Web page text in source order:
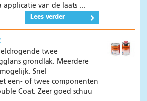
applicatie van de laats ...
Lees verder
twee
grondlak. Meerdere
Snel
een- of twee componenten
Coat. Zeer goed schuu